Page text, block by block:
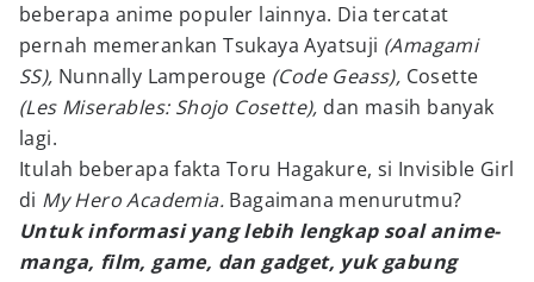
beberapa anime populer lainnya. Dia tercatat
pernah memerankan Tsukaya Ayatsuji (Amagami
SS), Nunnally Lamperouge (Code Geass), Cosette
(Les Miserables: Shojo Cosette), dan masih banyak
lagi.
Itulah beberapa fakta Toru Hagakure, si Invisible Girl
di My Hero Academia. Bagaimana menurutmu?
Untuk informasi yang lebih lengkap soal anime-
manga, film, game, dan gadget, yuk gabung